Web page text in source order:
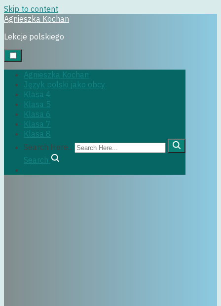
Skip to content
Agnieszka Kochan
Lekcje polskiego
Agnieszka Kochan
Język polski jako obcy
Klasa 4
Klasa 5
Klasa 6
Klasa 7
Klasa 8
Search Here...
Search
klasa6